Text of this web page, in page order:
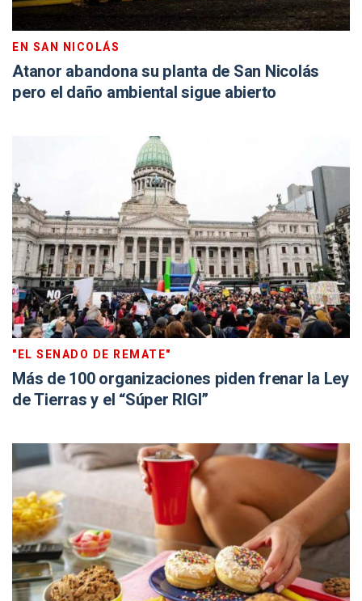
EN SAN NICOLÁS
Atanor abandona su planta de San Nicolás
pero el daño ambiental sigue abierto
"EL SENADO DE REMATE"
Más de 100 organizaciones piden frenar la Ley
de Tierras y el “Súper RIGI”